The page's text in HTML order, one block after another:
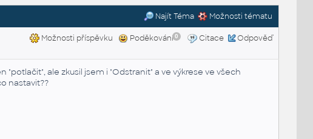
Najít Téma Možnosti tématu
Možnosti příspěvku Poděkování 0 Citace Odpověď
ale zkusil jsem i "Odstranit" a ve výkrese ve všech
nastavit??